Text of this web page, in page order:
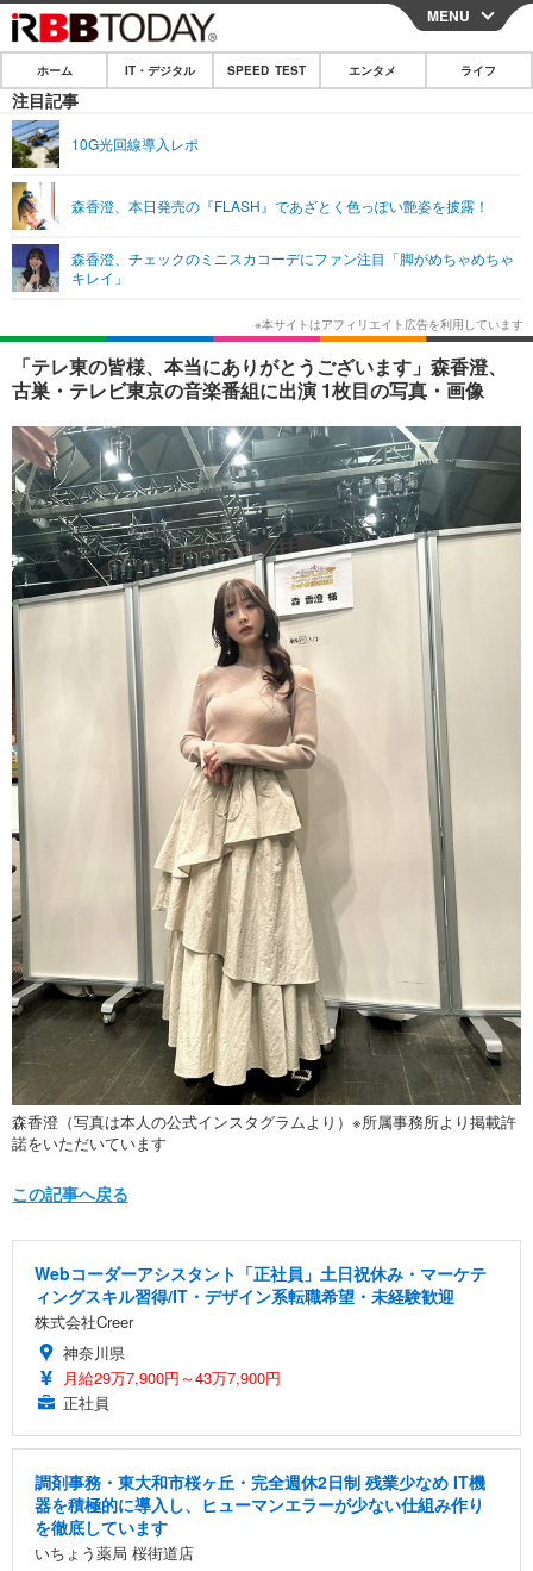
CLOSE
ホーム
IT・デジタル
ショッピング その他
SPEED TEST
エンタメ
エンタメTOP
韓国・芸能
音楽 スポーツ
ショッピング その他
ライフ
ライフTOP グルメ
ペット ショッピング
その他
リリース一覧
プッシュ通知の停止方法
MENU
ホーム IT・デジタル SPEED TEST エンタメ ライフ
注目記事
10G光回線導入レポ
森香澄、本日発売の『FLASH』であざとく色っぽい艶姿を披露！
森香澄、チェックのミニスカコーデにファン注目「脚がめちゃめちゃ
キレイ」
「テレ東の皆様、本当にありがとうございます」森香澄、
古巣・テレビ東京の音楽番組に出演 1枚目の写真・画像
森香澄（写真は本人の公式インスタグラムより）※所属事務所より掲載許
諾をいただいています
この記事へ戻る
Webコーダーアシスタント「正社員」土日祝休み・マーケテ
ィングスキル習得/IT・デザイン系転職希望・未経験歓迎
株式会社Creer
神奈川県
月給29万7,900円～43万7,900円
正社員
調剤事務・東大和市桜ヶ丘・完全週休2日制 残業少なめ IT機
器を積極的に導入し、ヒューマンエラーが少ない仕組み作り
を徹底しています
いちょう薬局 桜街道店